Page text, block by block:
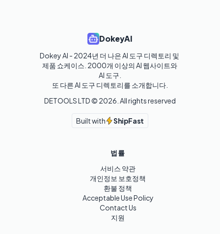
DokeyAI
Dokey AI - 2024년 더 나은 AI 도구 디렉토리 및
제품 쇼케이스. 2000개 이상의 AI 웹사이트와
AI 도구.
또 다른 AI 도구 디렉토리를 소개합니다.
DETOOLS LTD © 2026 . All rights reserved
Built with ShipFast
법률
서비스 약관
개인정보 보호정책
환불 정책
Acceptable Use Policy
Contact Us
지원